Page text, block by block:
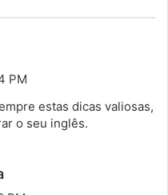
PM
estas dicas valiosas,
o seu inglês.